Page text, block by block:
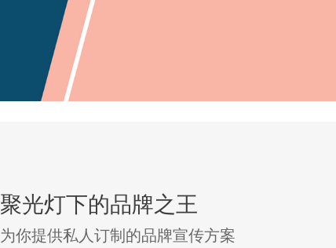
聚光灯下的品牌之王
为你提供私人订制的品牌宣传方案